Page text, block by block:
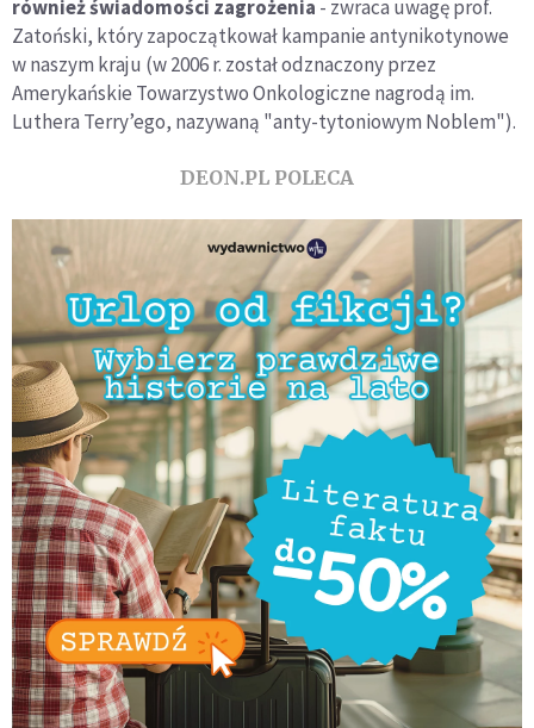
również świadomości zagrożenia - zwraca uwagę prof.
Zatoński, który zapoczątkował kampanie antynikotynowe
w naszym kraju (w 2006 r. został odznaczony przez
Amerykańskie Towarzystwo Onkologiczne nagrodą im.
Luthera Terry’ego, nazywaną "anty-tytoniowym Noblem").
DEON.PL POLECA